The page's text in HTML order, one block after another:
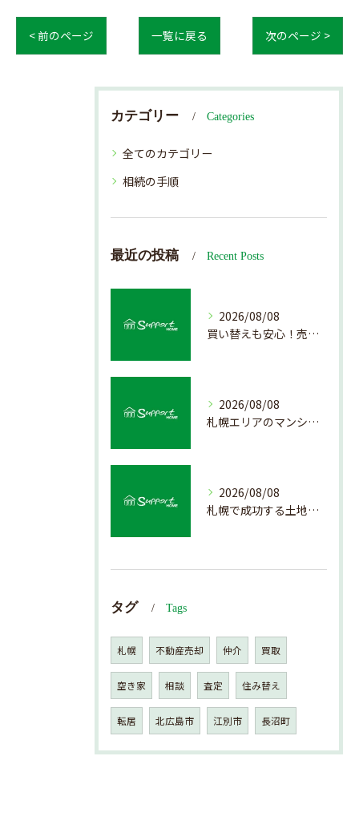
< 前のページ 一覧に戻る 次のページ >
カテゴリー Categories
全てのカテゴリー
相続の手順
最近の投稿 Recent Posts
2026/08/08
買い替えも安心！売却プロセスの簡略化方法
2026/08/08
札幌エリアのマンション売却で失敗しない査定の秘訣
2026/08/08
札幌で成功する土地活用の基礎知識
タグ Tags
札幌 不動産売却 仲介 買取
空き家 相談 査定 住み替え
転居 北広島市 江別市 長沼町